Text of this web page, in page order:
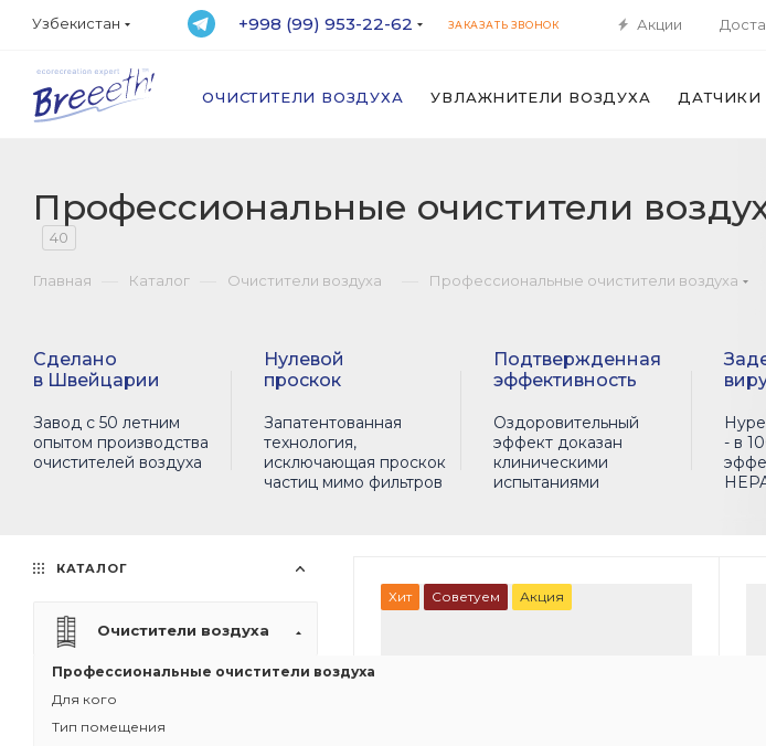
Узбекистан +998 (99) 953-22-62 ЗАКАЗАТЬ ЗВОНОК Акции
ОЧИСТИТЕЛИ ВОЗДУХА УВЛАЖНИТЕЛИ ВОЗДУХА ДАТЧИКИ
Профессиональные очистители
40
Главная Каталог Очистители воздуха Профессиональные очистители воздуха
Сделано
в Швейцарии
Завод с 50 летним
опытом производства
очистителей воздуха
Нулевой
проскок
Запатентованная
технология,
исключающая проскок
частиц мимо фильтров
Подтвержденная
эффективность
Оздоровительный
эффект доказан
клиническими
испытаниями
- в
Хит Советуем Акция
КАТАЛОГ
Очистители воздуха
Профессиональные очистители воздуха
Для кого
Тип помещения